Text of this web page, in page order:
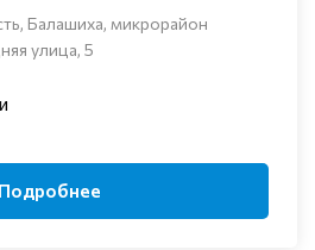
Балашиха, микрорайон
улица, 5
Подробнее